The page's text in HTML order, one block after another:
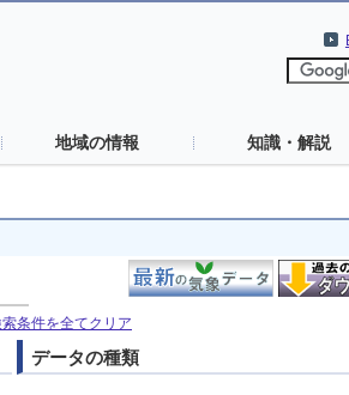
地域の情報 知識・解説
索条件を全てクリア
データの種類